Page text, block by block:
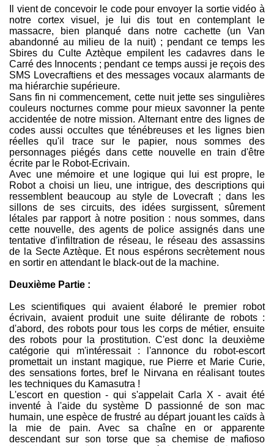
Il vient de concevoir le code pour envoyer la sortie vidéo à
notre cortex visuel, je lui dis tout en contemplant le
massacre, bien planqué dans notre cachette (un Van
abandonné au milieu de la nuit) ; pendant ce temps les
Sbires du Culte Aztèque empilent les cadavres dans le
Carré des Innocents ; pendant ce temps aussi je reçois des
SMS Lovecraftiens et des messages vocaux alarmants de
ma hiérarchie supérieure.
Sans fin ni commencement, cette nuit jette ses singulières
couleurs nocturnes comme pour mieux savonner la pente
accidentée de notre mission. Alternant entre des lignes de
codes aussi occultes que ténébreuses et les lignes bien
réelles qu'il trace sur le papier, nous sommes des
personnages piégés dans cette nouvelle en train d'être
écrite par le Robot-Ecrivain.
Avec une mémoire et une logique qui lui est propre, le
Robot a choisi un lieu, une intrigue, des descriptions qui
ressemblent beaucoup au style de Lovecraft ; dans les
sillons de ses circuits, des idées surgissent, sûrement
létales par rapport à notre position : nous sommes, dans
cette nouvelle, des agents de police assignés dans une
tentative d'infiltration de réseau, le réseau des assassins
de la Secte Aztèque. Et nous espérons secrètement nous
en sortir en attendant le black-out de la machine.
Deuxième Partie :
Les scientifiques qui avaient élaboré le premier robot
écrivain, avaient produit une suite délirante de robots :
d'abord, des robots pour tous les corps de métier, ensuite
des robots pour la prostitution. C'est donc la deuxième
catégorie qui m'intéressait : l'annonce du robot-escort
promettait un instant magique, rue Pierre et Marie Curie,
des sensations fortes, bref le Nirvana en réalisant toutes
les techniques du Kamasutra !
L'escort en question - qui s'appelait Carla X - avait été
inventé à l'aide du système D passionné de son mac
humain, une espèce de frustré au départ jouant les caïds à
la mie de pain. Avec sa chaîne en or apparente
descendant sur son torse que sa chemise de mafioso